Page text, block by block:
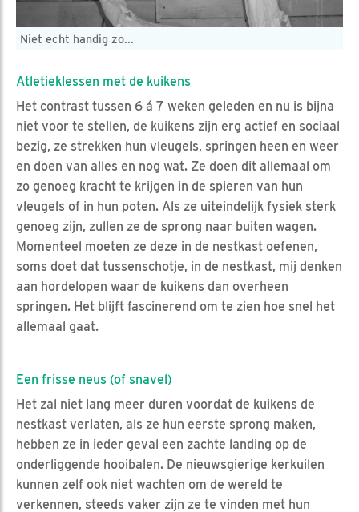
Niet echt handig zo...
Atletieklessen met de kuikens
Het contrast tussen 6 á 7 weken geleden en nu is bijna
niet voor te stellen, de kuikens zijn erg actief en sociaal
bezig, ze strekken hun vleugels, springen heen en weer
en doen van alles en nog wat. Ze doen dit allemaal om
zo genoeg kracht te krijgen in de spieren van hun
vleugels of in hun poten. Als ze uiteindelijk fysiek sterk
genoeg zijn, zullen ze de sprong naar buiten wagen.
Momenteel moeten ze deze in de nestkast oefenen,
soms doet dat tussenschotje, in de nestkast, mij denken
aan hordelopen waar de kuikens dan overheen
springen. Het blijft fascinerend om te zien hoe snel het
allemaal gaat.
Een frisse neus (of snavel)
Het zal niet lang meer duren voordat de kuikens de
nestkast verlaten, als ze hun eerste sprong maken,
hebben ze in ieder geval een zachte landing op de
onderliggende hooibalen. De nieuwsgierige kerkuilen
kunnen zelf ook niet wachten om de wereld te
verkennen, steeds vaker zijn ze te vinden met hun